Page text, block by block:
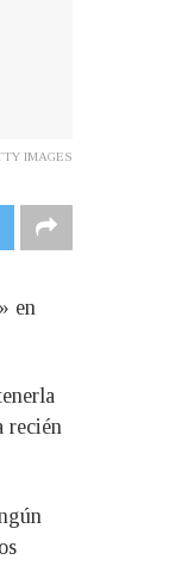
IMAGES
en
recién